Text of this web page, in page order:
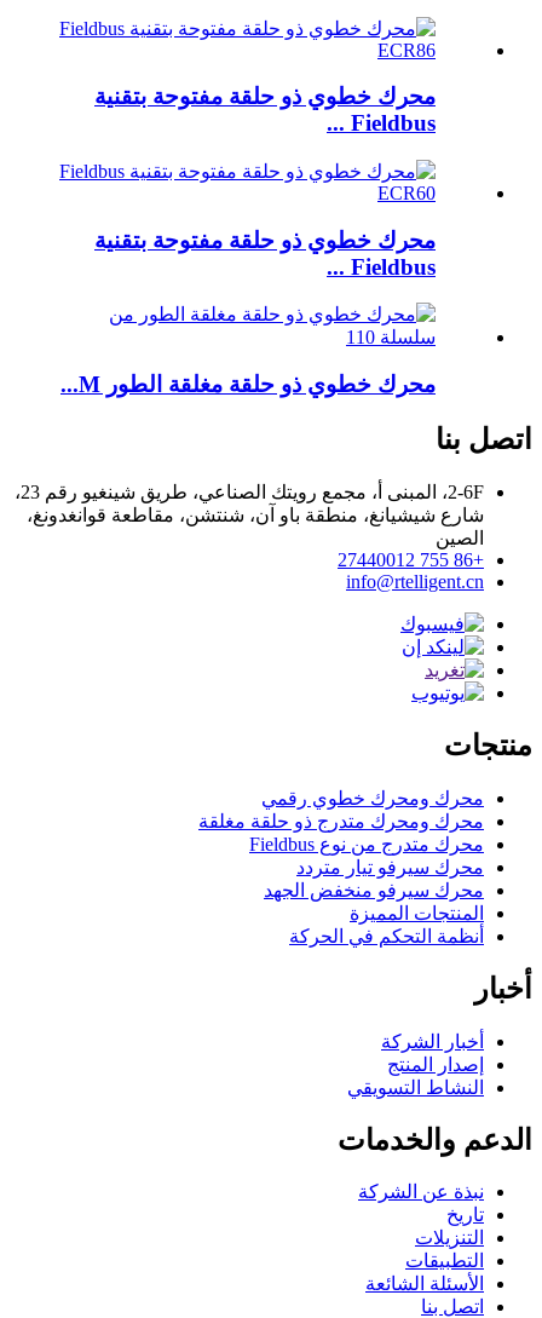
محرك خطوي ذو حلقة مفتوحة بتقنية
Fieldbus ...
محرك خطوي ذو حلقة مفتوحة بتقنية
Fieldbus ...
محرك خطوي ذو حلقة مغلقة الطور M...
اتصل بنا
2-6F، المبنى أ، مجمع رويتك الصناعي، طريق شينغيو رقم 23،
شارع شيشيانغ، منطقة باو آن، شنتشن، مقاطعة قوانغدونغ،
الصين
+86 755 27440012
info@rtelligent.cn
منتجات
محرك ومحرك خطوي رقمي
محرك ومحرك متدرج ذو حلقة مغلقة
محرك متدرج من نوع Fieldbus
محرك سيرفو تيار متردد
محرك سيرفو منخفض الجهد
المنتجات المميزة
أنظمة التحكم في الحركة
أخبار
أخبار الشركة
إصدار المنتج
النشاط التسويقي
الدعم والخدمات
نبذة عن الشركة
تاريخ
التنزيلات
التطبيقات
الأسئلة الشائعة
اتصل بنا